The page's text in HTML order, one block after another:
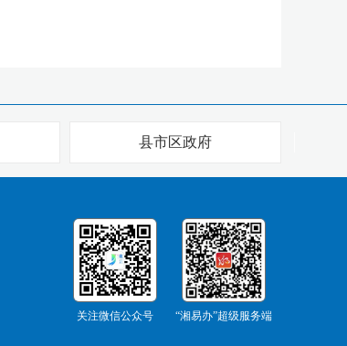
县市区政府
关注微信公众号 “湘易办”超级服务端